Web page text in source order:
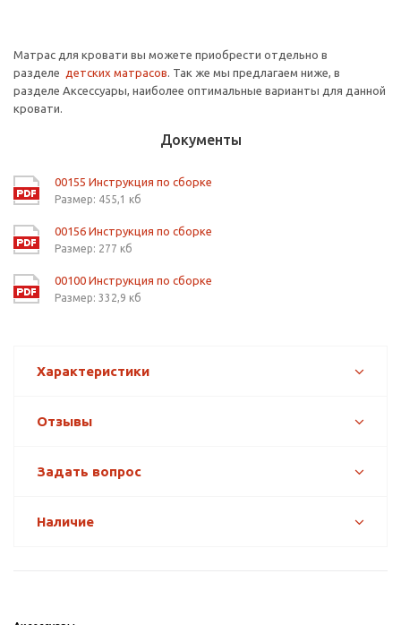
Матрас для кровати вы можете приобрести отдельно в
разделе детских матрасов. Так же мы предлагаем ниже, в
разделе Аксессуары, наиболее оптимальные варианты для данной
кровати.
Документы
00155 Инструкция по сборке
Размер: 455,1 кб
00156 Инструкция по сборке
Размер: 277 кб
00100 Инструкция по сборке
Размер: 332,9 кб
Характеристики
Отзывы
Задать вопрос
Наличие